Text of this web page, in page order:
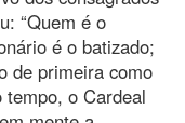
“Quem é o
é o batizado;
de primeira como
tempo, o Cardeal